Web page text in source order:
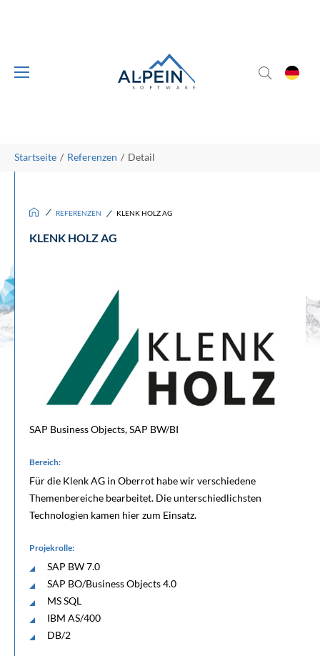
You are here:
Startseite Referenzen Detail
/ REFERENZEN / KLENK HOLZ AG
KLENK HOLZ AG
SAP Business Objects, SAP BW/BI
Bereich:
Für die Klenk AG in Oberrot habe wir verschiedene
Themenbereiche bearbeitet. Die unterschiedlichsten
Technologien kamen hier zum Einsatz.
Projekrolle:
SAP BW 7.0
SAP BO/Business Objects 4.0
MS SQL
IBM AS/400
DB/2